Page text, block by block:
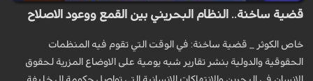
قضية ساخنة.. النظام البحريني بين القمع ووعود الاصلاح
خاص الكوثر _ قضية ساخنة: في الوقت التي تقوم فيه المنظمات
الحقوقية والدولية بنشر تقارير شبه يومية على الاوضاع المزرية لحقوق